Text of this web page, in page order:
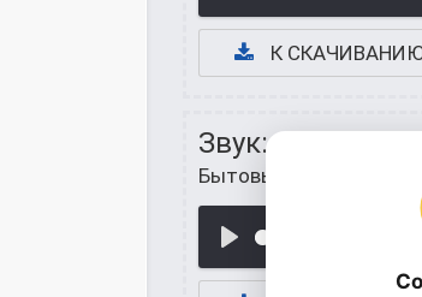
К
Звук: джингл
Бытовые звуки